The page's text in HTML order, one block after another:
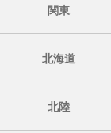
関東
北海道
北陸